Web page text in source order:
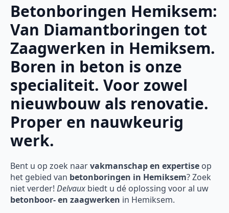
Betonboringen Hemiksem:
Van Diamantboringen tot
Zaagwerken in Hemiksem.
Boren in beton is onze
specialiteit. Voor zowel
nieuwbouw als renovatie.
Proper en nauwkeurig
werk.
Bent u op zoek naarvakmanschap en expertise op
het gebied van betonboringen in Hemiksem? Zoek
niet verder! Delvaux biedt u dé oplossing voor al uw
betonboor- en zaagwerken in Hemiksem.